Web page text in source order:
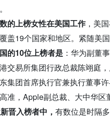
的上榜女性在美国工作，美
盖19个国家和地区。紧随美
的10位上榜者是 ：华为副董
交易所集团行政总裁陈翊庭
集团首席执行官兼执行董事
准，Apple副总裁、大中华区
晋入榜者中， 有数位是时隔